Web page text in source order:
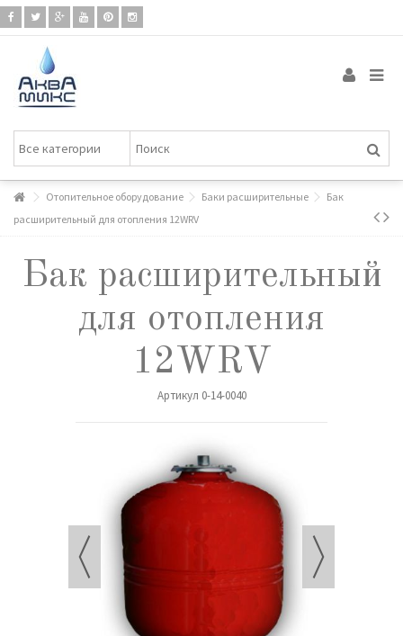
Отопительное оборудование Баки расширительные
Бак
расширительный для отопления 12WRV
Бак расширительный
для отопления
12WRV
Артикул 0-14-0040